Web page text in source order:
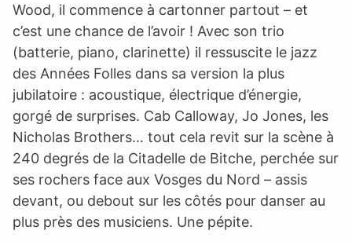
Wood, il commence à cartonner partout – et
c’est une chance de l’avoir ! Avec son trio
(batterie, piano, clarinette) il ressuscite le jazz
des Années Folles dans sa version la plus
jubilatoire : acoustique, électrique d’énergie,
gorgé de surprises. Cab Calloway, Jo Jones, les
Nicholas Brothers… tout cela revit sur la scène à
240 degrés de la Citadelle de Bitche, perchée sur
ses rochers face aux Vosges du Nord – assis
devant, ou debout sur les côtés pour danser au
plus près des musiciens. Une pépite.